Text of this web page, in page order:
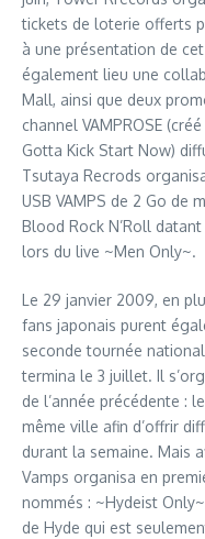
tickets de loterie offerts
à une présentation de
également lieu une
Mall, ainsi que deux
channel VAMPROSE
Gotta Kick Start Now)
Tsutaya Recrods
USB VAMPS de 2 Go de
Blood Rock N’Roll datant
lors du live ~Men Only~.
Le 29 janvier 2009, en
fans japonais purent
seconde tournée
termina le 3 juillet. Il
de l’année précédente :
même ville afin d’offrir
durant la semaine. Mais
Vamps organisa en
nommés : ~Hydeist
de Hyde qui est